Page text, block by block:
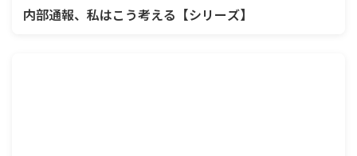
内部通報、私はこう考える【シリーズ】